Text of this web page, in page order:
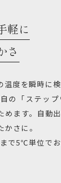
軽に
さ
温度を瞬時に
の「ステップ
ます。自動出
さに。
で5℃単位でお